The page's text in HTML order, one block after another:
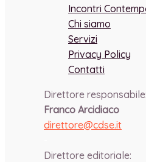
Incontri
Chi siamo
Servizi
Privacy Policy
Contatti
Direttore responsabile:
Franco Arcidiaco
direttore@cdse.it
Direttore editoriale: